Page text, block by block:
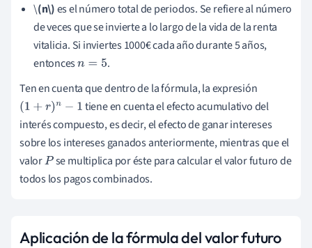
\(n\)es el número total de periodos. Se refiere al número
de veces que se invierte a lo largo de la vida de la renta
vitalicia. Si inviertes 1000€ cada año durante 5 años,
entoncesn=5
.
Ten en cuenta que dentro de la fórmula, la expresión
(1+r)n−1
tiene en cuenta el efecto acumulativo del
interés compuesto, es decir, el efecto de ganar intereses
sobre los intereses ganados anteriormente, mientras que el
valorP se multiplica por éste para calcular el valor futuro de
todos los pagos combinados.
Aplicación de la fórmula del valor futuro